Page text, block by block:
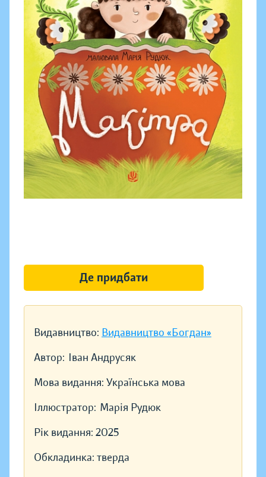
Видавництво: Видавництво «Богдан»
Автор: Іван Андрусяк
Мова видання: Українська мова
Іллюстратор: Марія Рудюк
Рік видання: 2025
Обкладинка: тверда
Де придбати